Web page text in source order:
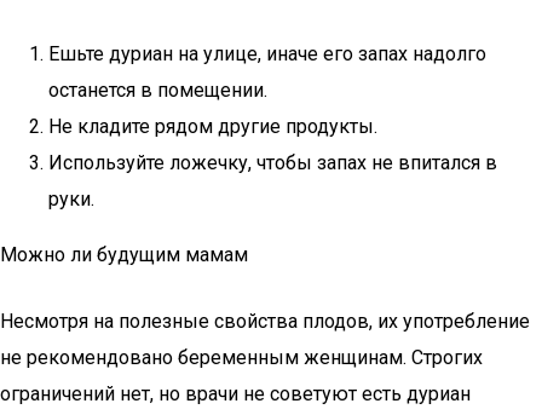
Ешьте дуриан на улице, иначе его запах надолго
останется в помещении.
Не кладите рядом другие продукты.
Используйте ложечку, чтобы запах не впитался в
руки.
Можно ли будущим мамам
Несмотря на полезные свойства плодов, их употребление
не рекомендовано беременным женщинам. Строгих
ограничений нет, но врачи не советуют есть дуриан